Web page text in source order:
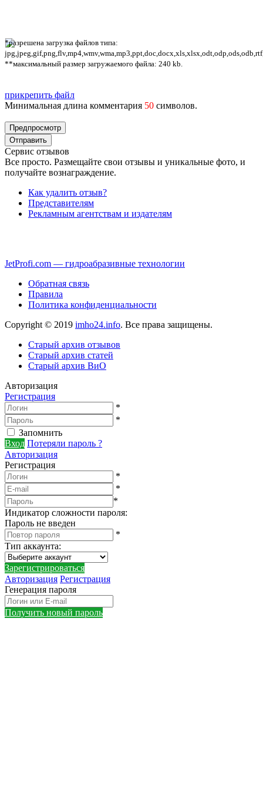
*разрешена загрузка файлов типа:
**максимальный размер загружаемого файла: 240 kb.
прикрепить файл
Минимальная длина комментария 50 символов.
Сервис отзывов
Все просто. Размещайте свои отзывы и уникальные фото, и
получайте вознаграждение.
Как удалить отзыв?
Представителям
Рекламным агентствам и издателям
JetProfi.com — гидроабразивные технологии
Обратная связь
Правила
Политика конфиденциальности
Copyright © 2019 imho24.info. Все права защищены.
Старый архив отзывов
Старый архив статей
Старый архив ВиО
Авторизация
Регистрация
*
*
Запомнить
Вход Потеряли пароль ?
Авторизация
Регистрация
*
*
*
Индикатор сложности пароля:
Пароль не введен
*
Тип аккаунта:
Зарегистрироваться
Авторизация Регистрация
Генерация пароля
Получить новый пароль